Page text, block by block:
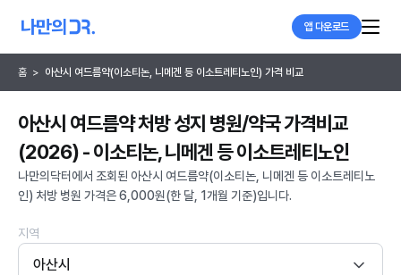
앱 다운로드
홈 > 아산시 여드름약(이소티논, 니메겐 등 이소트레티노인) 가격 비교
아산시 여드름약 처방 성지 병원/약국 가격비교
(2026) - 이소티논, 니메겐 등 이소트레티노인
나만의닥터에서 조회된 아산시 여드름약(이소티논, 니메겐 등 이소트레티노
인) 처방 병원 가격은 6,000원(한 달, 1개월 기준)입니다.
지역
아산시